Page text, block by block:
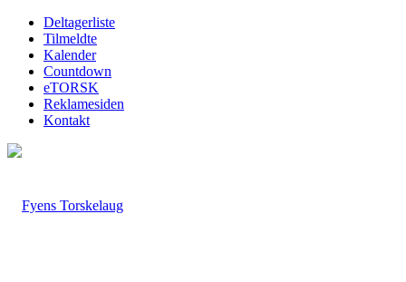
Deltagerliste
Tilmeldte
Kalender
Countdown
eTORSK
Reklamesiden
Kontakt